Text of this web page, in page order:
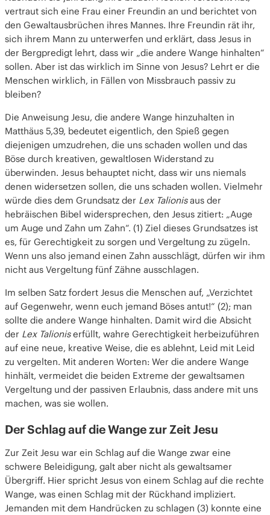
Den Mantel an eine gierige Person geben
Für einen Unterdrücker die Extrameile gehen
Würde mit Liebe und Großzügigkeit geltend
machen
Beziehungen wiederherstellen
Josef hält die andere Wange hin
Jesus hält die andere Wange hin
vertraut sich eine Frau einer Freundin an und berichtet von
den Gewaltausbrüchen ihres Mannes. Ihre Freundin rät ihr,
sich ihrem Mann zu unterwerfen und erklärt, dass Jesus in
der Bergpredigt lehrt, dass wir „die andere Wange hinhalten“
sollen. Aber ist das wirklich im Sinne von Jesus? Lehrt er die
Menschen wirklich, in Fällen von Missbrauch passiv zu
bleiben?
Die Anweisung Jesu, die andere Wange hinzuhalten in
Matthäus 5,39, bedeutet eigentlich, den Spieß gegen
diejenigen umzudrehen, die uns schaden wollen und das
Böse durch kreativen, gewaltlosen Widerstand zu
überwinden. Jesus behauptet nicht, dass wir uns niemals
denen widersetzen sollen, die uns schaden wollen. Vielmehr
würde dies dem Grundsatz der Lex Talionisaus der
hebräischen Bibel widersprechen, den Jesus zitiert: „Auge
um Auge und Zahn um Zahn“. (1) Ziel dieses Grundsatzes ist
es, für Gerechtigkeit zu sorgen und Vergeltung zu zügeln.
Wenn uns also jemand einen Zahn ausschlägt, dürfen wir ihm
nicht aus Vergeltung fünf Zähne ausschlagen.
Im selben Satz fordert Jesus die Menschen auf, „Verzichtet
auf Gegenwehr, wenn euch jemand Böses antut!“ (2); man
sollte die andere Wange hinhalten. Damit wird die Absicht
der Lex Talioniserfüllt, wahre Gerechtigkeit herbeizuführen
auf eine neue, kreative Weise, die es ablehnt, Leid mit Leid
zu vergelten. Mit anderen Worten: Wer die andere Wange
hinhält, vermeidet die beiden Extreme der gewaltsamen
Vergeltung und der passiven Erlaubnis, dass andere mit uns
machen, was sie wollen.
Der Schlag auf die Wange zur Zeit Jesu
Zur Zeit Jesu war ein Schlag auf die Wange zwar eine
schwere Beleidigung, galt aber nicht als gewaltsamer
Übergriff. Hier spricht Jesus von einem Schlag auf die rechte
Wange, was einen Schlag mit der Rückhand impliziert.
Jemanden mit dem Handrücken zu schlagen (3) konnte eine